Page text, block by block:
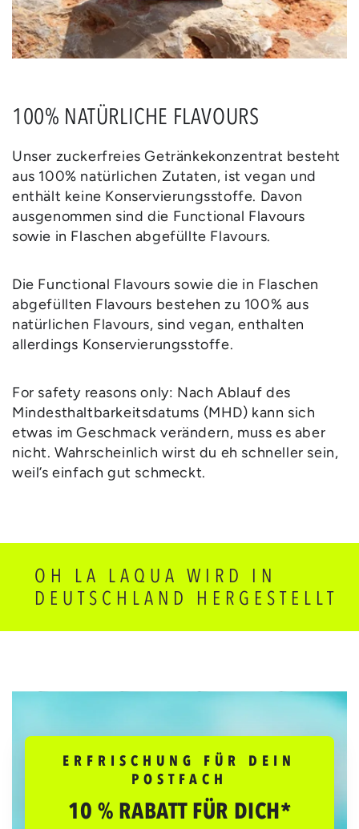
100% NATÜRLICHE FLAVOURS
Unser zuckerfreies Getränkekonzentrat besteht
aus 100% natürlichen Zutaten, ist vegan und
enthält keine Konservierungsstoffe. Davon
ausgenommen sind die Functional Flavours
sowie in Flaschen abgefüllte Flavours.
Die Functional Flavours sowie die in Flaschen
abgefüllten Flavours bestehen zu 100% aus
natürlichen Flavours, sind vegan, enthalten
allerdings Konservierungsstoffe.
For safety reasons only: Nach Ablauf des
Mindesthaltbarkeitsdatums (MHD) kann sich
etwas im Geschmack verändern, muss es aber
nicht. Wahrscheinlich wirst du eh schneller sein,
weil’s einfach gut schmeckt.
OH LA LAQUA WIRD IN
DEUTSCHLAND HERGESTELLT
ERFRISCHUNG FÜR DEIN
POSTFACH
10 % RABATT FÜR DICH*